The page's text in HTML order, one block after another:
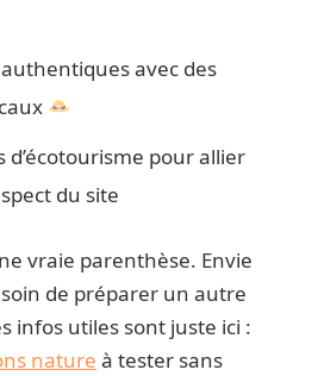
avec des
d’écotourisme pour allier
du site
vraie parenthèse. Envie
de préparer un autre
infos utiles sont juste ici :
nature à tester sans